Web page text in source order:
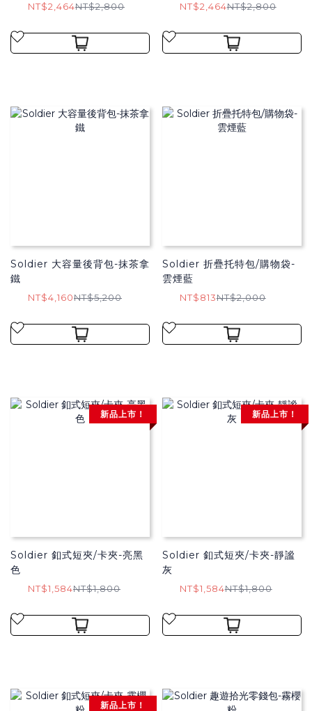
NT$2,464NT$2,800 NT$2,464NT$2,800
Soldier 大容量後背包-抹茶拿
鐵
NT$4,160NT$5,200
Soldier 折疊托特包/購物袋​-
雲煙藍
NT$813NT$2,000
新品上市！
Soldier 釦式短夾/卡夾-亮黑
色
NT$1,584NT$1,800
新品上市！
Soldier 釦式短夾/卡夾-靜謐
灰
NT$1,584NT$1,800
新品上市！